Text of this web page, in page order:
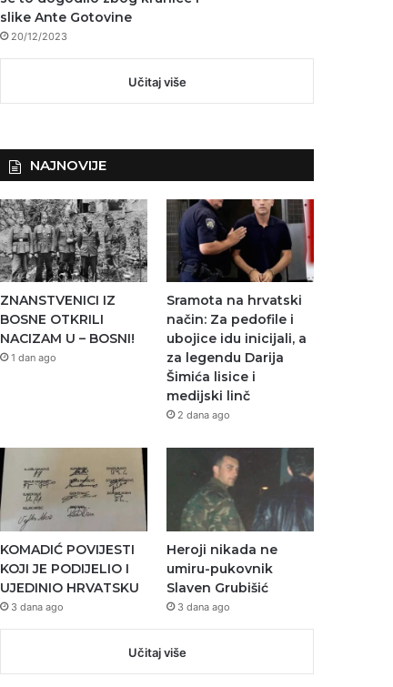
slike Ante Gotovine
20/12/2023
Učitaj više
NAJNOVIJE
ZNANSTVENICI IZ
BOSNE OTKRILI
NACIZAM U – BOSNI!
1 dan ago
Sramota na hrvatski
način: Za pedofile i
ubojice idu inicijali, a
za legendu Darija
Šimića lisice i
medijski linč
2 dana ago
KOMADIĆ POVIJESTI
KOJI JE PODIJELIO I
UJEDINIO HRVATSKU
3 dana ago
Heroji nikada ne
umiru-pukovnik
Slaven Grubišić
3 dana ago
Učitaj više